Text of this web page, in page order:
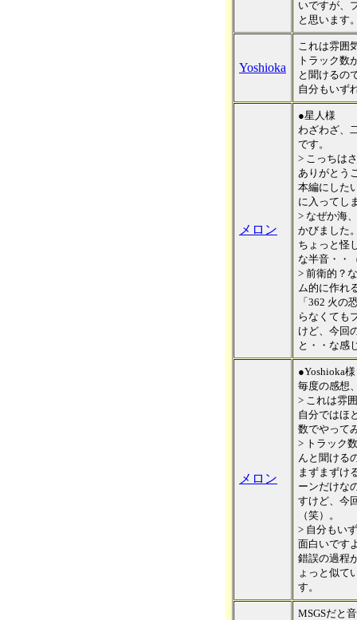
いですが、
と思います
Yoshioka
これは雰囲
トラック数
と聞けるの
自分もいず
メロン
●星人様
わざわざ、
です。
> こっちは
ありがとう
本編にした
に入ってし
> なぜか海
かびました
ちょっと怪
な半音・・
> 前衛的？
ム的に作れ
「362 火の
らなくても
けど、今回
と・・な感
メロン
●Yoshioka様
毎度の感想
> これは雰
自分ではほ
数でやって
> トラック
んと聞ける
まずまずけ
ーンだけな
すけど、今
（笑）。
> 自分もい
面白いです
錯誤の過程
ょっと似て
す。
MSGSだと